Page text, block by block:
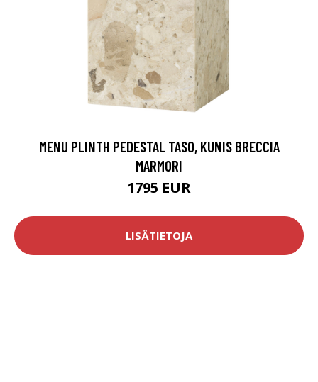
MENU PLINTH PEDESTAL TASO, KUNIS BRECCIA
MARMORI
1795 EUR
LISÄTIETOJA